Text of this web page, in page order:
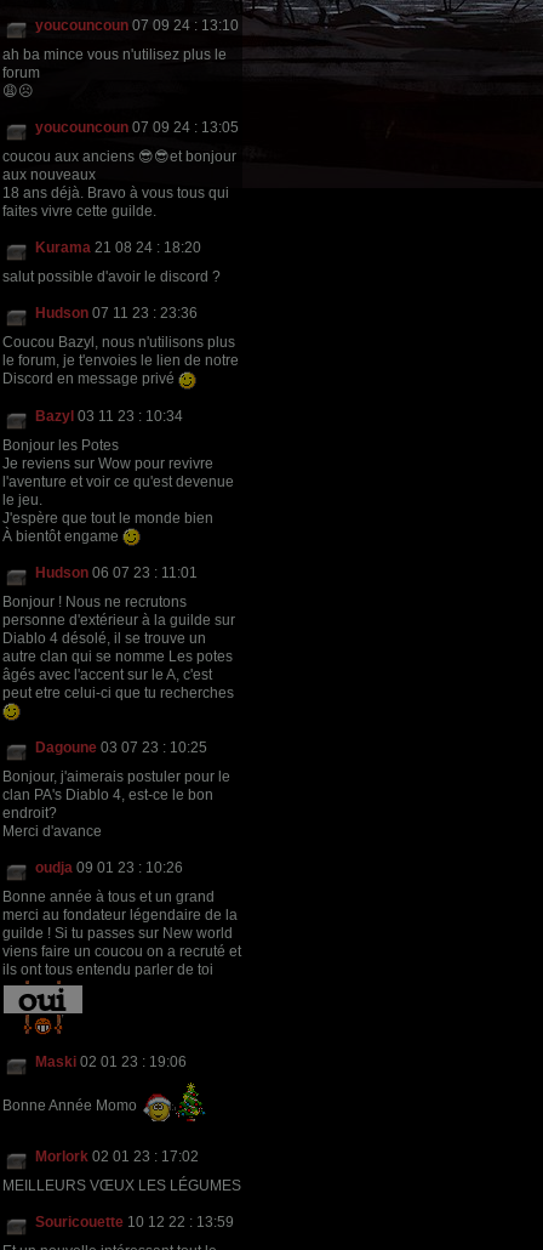
youcouncoun 07 09 24 : 13:10
ah ba mince vous n'utilisez plus le
forum
😩☹
youcouncoun 07 09 24 : 13:05
coucou aux anciens 😎😎et bonjour
aux nouveaux
18 ans déjà. Bravo à vous tous qui
faites vivre cette guilde.
Kurama 21 08 24 : 18:20
salut possible d'avoir le discord ?
Hudson 07 11 23 : 23:36
Coucou Bazyl, nous n'utilisons plus
le forum, je t'envoies le lien de notre
Discord en message privé
Bazyl 03 11 23 : 10:34
Bonjour les Potes
Je reviens sur Wow pour revivre
l'aventure et voir ce qu'est devenue
le jeu.
J'espère que tout le monde bien
À bientôt engame
Hudson 06 07 23 : 11:01
Bonjour ! Nous ne recrutons
personne d'extérieur à la guilde sur
Diablo 4 désolé, il se trouve un
autre clan qui se nomme Les potes
âgés avec l'accent sur le A, c'est
peut etre celui-ci que tu recherches
Dagoune 03 07 23 : 10:25
Bonjour, j'aimerais postuler pour le
clan PA's Diablo 4, est-ce le bon
endroit?
Merci d'avance
oudja 09 01 23 : 10:26
Bonne année à tous et un grand
merci au fondateur légendaire de la
guilde ! Si tu passes sur New world
viens faire un coucou on a recruté et
ils ont tous entendu parler de toi
Maski 02 01 23 : 19:06
Bonne Année Momo
Morlork 02 01 23 : 17:02
MEILLEURS VŒUX LES LÉGUMES
Souricouette 10 12 22 : 13:59